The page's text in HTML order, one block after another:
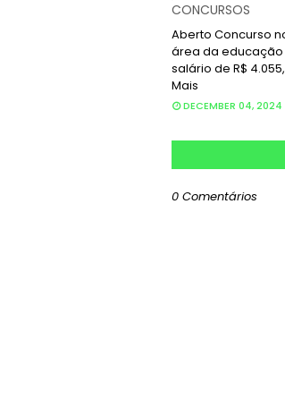
CONCURSOS
Aberto Concurso
área da
salário de R$
Mais
DECEMBER 04, 2024
0 Comentários